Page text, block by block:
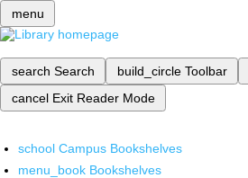
menu
search Search build_circle Toolbar
cancel Exit Reader Mode
school Campus Bookshelves
menu_book Bookshelves